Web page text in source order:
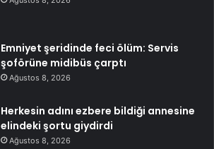
Emniyet şeridinde feci ölüm: Servis
şoförüne midibüs çarptı
Ağustos 8, 2026
Herkesin adını ezbere bildiği annesine
elindeki şortu giydirdi
Ağustos 8, 2026